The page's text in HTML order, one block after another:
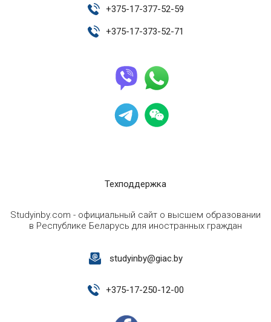
+375-17-377-52-59
+375-17-373-52-71
Техподдержка
Studyinby.com - официальный сайт о высшем образовании
в Республике Беларусь для иностранных граждан
studyinby@giac.by
+375-17-250-12-00